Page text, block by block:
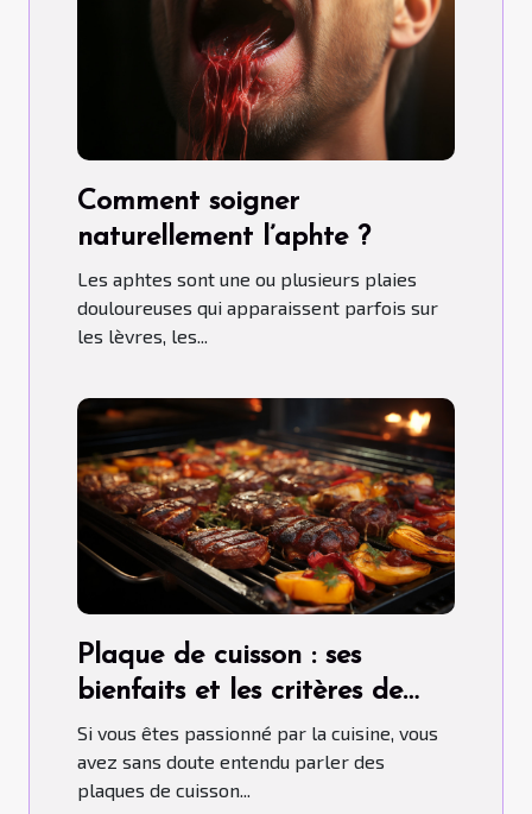
Comment soigner
naturellement l’aphte ?
Les aphtes sont une ou plusieurs plaies
douloureuses qui apparaissent parfois sur
les lèvres, les...
Plaque de cuisson : ses
bienfaits et les critères de
choix pour un bon usage
Si vous êtes passionné par la cuisine, vous
avez sans doute entendu parler des
plaques de cuisson...